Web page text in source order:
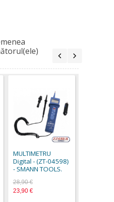
MULTIMETRU
Digital - (ZT-04598)
- SMANN TOOLS.
28,90 €
23,90 €